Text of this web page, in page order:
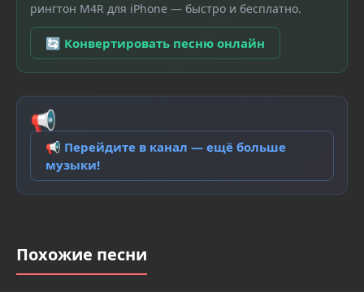
рингтон M4R для iPhone — быстро и бесплатно.
🔄 Конвертировать песню онлайн
📢
📢 Перейдите в канал — ещё больше
музыки!
Похожие песни